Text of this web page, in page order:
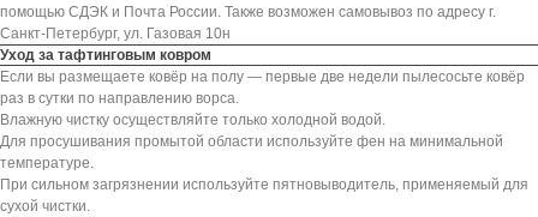
помощью СДЭК и Почта России. Также возможен самовывоз по адресу г.
Санкт-Петербург, ул. Газовая 10н
Уход за тафтинговым ковром
Если вы размещаете ковёр на полу — первые две недели пылесосьте ковёр
раз в сутки по направлению ворса.
Влажную чистку осуществляйте только холодной водой.
Для просушивания промытой области используйте фен на минимальной
температуре.
При сильном загрязнении используйте пятновыводитель, применяемый для
сухой чистки.